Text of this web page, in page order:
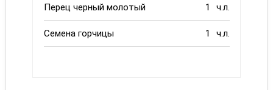
Перец черный молотый 1 ч.л.
Семена горчицы 1 ч.л.